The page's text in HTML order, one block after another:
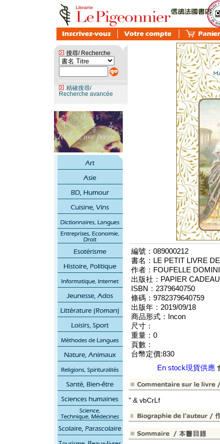
搜尋/ Recherche
精確搜尋/
Recherche avancée
編號：089000212
書名：LE PETIT LIVRE
作者：FOUFELLE
出版社：PAPIER
ISBN：2379640750
條碼：9782379640759
出版年：2019/09/18
商品形式：Incon
尺寸：
重量：0
頁數：
台幣定價:830
En stock現貨供應
" & vbCrLf